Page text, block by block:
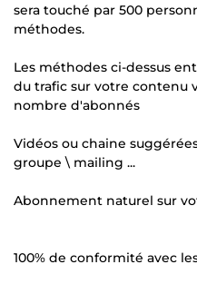
sera touché par 500
méthodes.
Les méthodes ci-dessus
du trafic sur votre contenu
nombre d'abonnés
Vidéos ou chaine
groupe \ mailing ...
Abonnement naturel sur
100% de conformité avec